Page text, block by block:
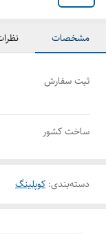
مشخصات
ثبت سفارش
ساخت کشور
دسته‌بندی: کوپلینگ